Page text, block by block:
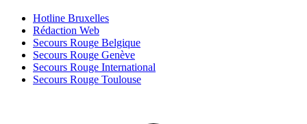
Hotline Bruxelles
Rédaction Web
Secours Rouge Belgique
Secours Rouge Genève
Secours Rouge International
Secours Rouge Toulouse